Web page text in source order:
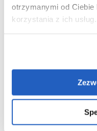
otrzymanymi od
korzystania z ich usług.
bez opóźnienia
Automatyczne
transakcyjnych bez
Obszar 4 — Plan-to-
realizacja produkcji
Plan-to-Produce to
Manufacturing od
finansowych — to